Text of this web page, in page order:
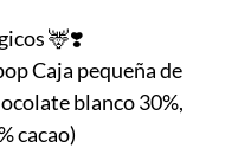
🦌❣️
Caja pequeña de
blanco 30%,
cacao)